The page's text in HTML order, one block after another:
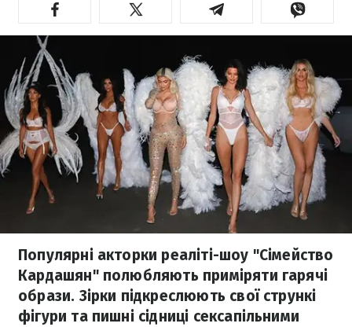
Популярні акторки реаліті-шоу "Сімейство
Кардашян" полюбляють приміряти гарячі
образи. Зірки підкреслюють свої стрункі
фігури та пишні сідниці сексапільними